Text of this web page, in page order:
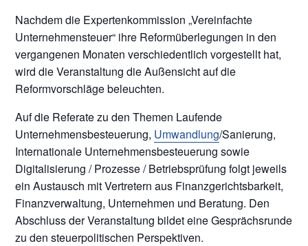
Nachdem die Expertenkommission „Vereinfachte
Unternehmensteuer“ ihre Reformüberlegungen in den
vergangenen Monaten verschiedentlich vorgestellt hat,
wird die Veranstaltung die Außensicht auf die
Reformvorschläge beleuchten.
Auf die Referate zu den Themen Laufende
Unternehmensbesteuerung, Umwandlung/Sanierung,
Internationale Unternehmensbesteuerung sowie
Digitalisierung / Prozesse / Betriebsprüfung folgt jeweils
ein Austausch mit Vertretern aus Finanzgerichtsbarkeit,
Finanzverwaltung, Unternehmen und Beratung. Den
Abschluss der Veranstaltung bildet eine Gesprächsrunde
zu den steuerpolitischen Perspektiven.